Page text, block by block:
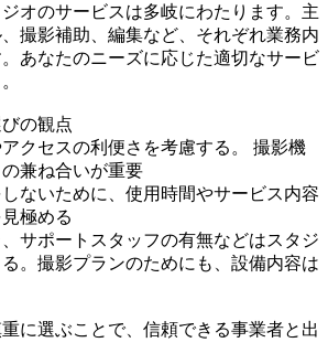
オのサービスは多岐にわたります。主
撮影補助、編集など、それぞれ業務内
あなたのニーズに応じた適切なサービ
の観点
クセスの利便さを考慮する。 撮影機
兼ね合いが重要
ないために、使用時間やサービス内容
極める
サポートスタッフの有無などはスタジ
。撮影プランのためにも、設備内容は
に選ぶことで、信頼できる事業者と出